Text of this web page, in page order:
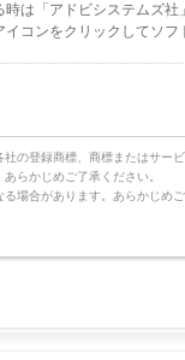
時は「アドビシステムズ社
イコンをクリックしてソ
の登録商標、商標またはサー
らかじめご了承ください。
場合があります。あらかじめ